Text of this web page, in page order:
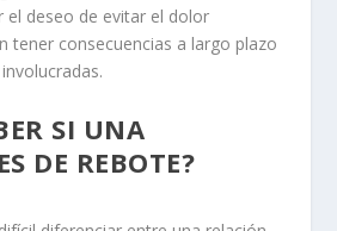
el deseo de evitar el dolor
tener consecuencias a largo plazo
SI UNA
DE REBOTE?